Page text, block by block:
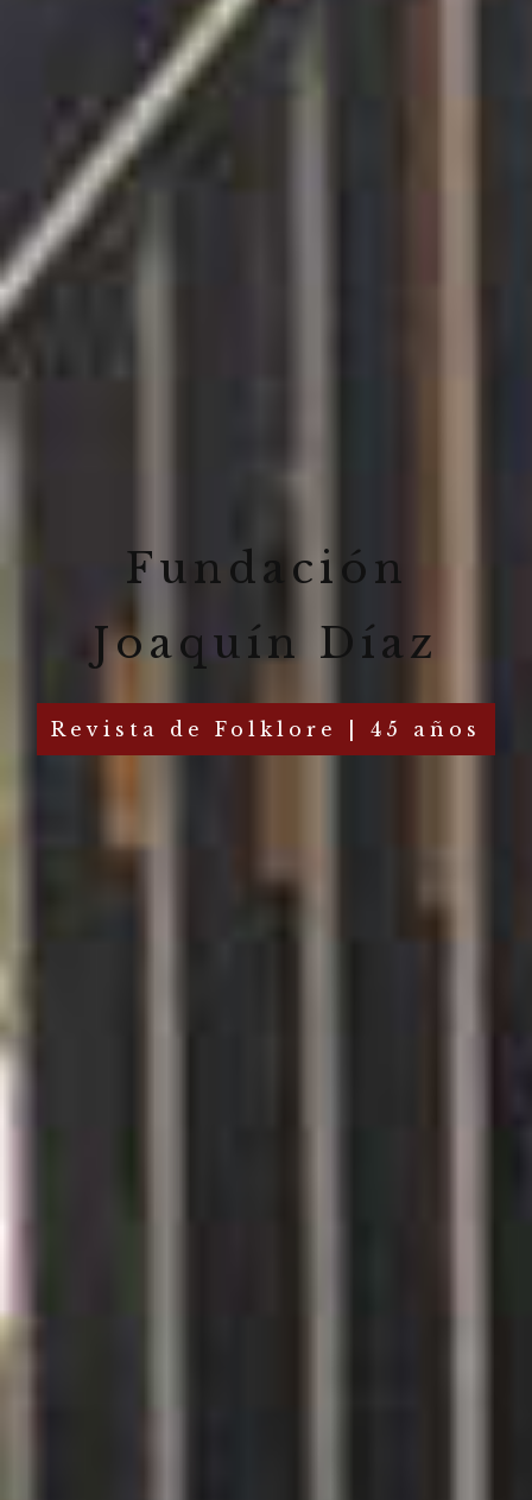
Fundación
Joaquín Díaz
Revista de Folklore | 45 años